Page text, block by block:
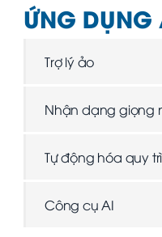
ỨNG DỤNG
Trợ lý ảo
Nhận dạng giọng
Tự động hóa quy
Công cụ AI